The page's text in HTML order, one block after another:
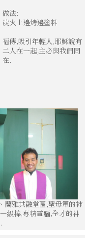
做法:
炭火上邊烤邊塗料
福傳,吸引年輕人,耶穌說有
二人在一起,主必與我們同
在.
蘭雅共融堂區,聖母軍的神
級棒,專精電腦,全才的神